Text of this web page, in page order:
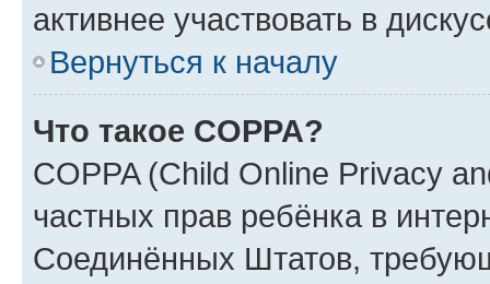
активнее участвовать в
Вернуться к началу
Что такое COPPA?
COPPA (Child Online Privacy
частных прав ребёнка в
Соединённых Штатов,